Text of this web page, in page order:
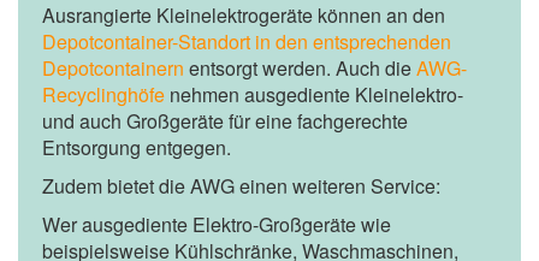
Ausrangierte Kleinelektrogeräte können an den
Depotcontainer-Standort in den entsprechenden
Depotcontainern entsorgt werden. Auch dieAWG-
Recyclinghöfe nehmen ausgediente Kleinelektro-
und auch Großgeräte für eine fachgerechte
Entsorgung entgegen.
Zudem bietet die AWG einen weiteren Service:
Wer ausgediente Elektro-Großgeräte wie
beispielsweise Kühlschränke, Waschmaschinen,